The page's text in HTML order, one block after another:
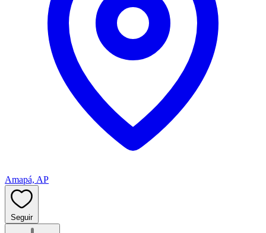
Amapá, AP
Seguir